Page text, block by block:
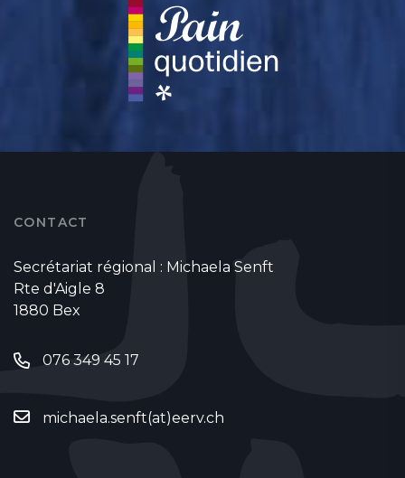
CONTACT
Secrétariat régional : Michaela Senft
Rte d'Aigle 8
1880 Bex
076 349 45 17
michaela.senft(at)eerv.ch